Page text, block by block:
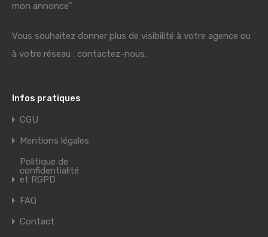
mon annonce"
Vous souhaitez donner plus de visibilité à votre agence ou
à votre réseau : contactez-nous.
Infos pratiques
CGU
Mentions légales
Politique de
confidentialité
et RGPD
FAQ
Contact